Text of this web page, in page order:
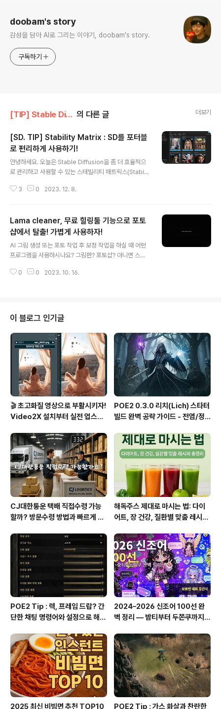
doobam's story
감성을 담아 AI로 그리는 이야기, doobam's story.
구독하기
[TIP] Stable Diffusion 의 다른 글 더보기
[SD. TIP] Stability Matrix : SD를 포터블
로 편리하게 사용하기!
안녕하세요. 오늘은 Stable Diffusion을 좀 더 효율적으
로 관리하고 사용할 수 있는 스테빌리티 매트릭스(Stabilit
스는 기존에 사용하던 SD AUTOMATIC 1111와 더불어
유 가능한 모델(checkpoint)을 A1111과 ComfyUI에서
공유해서 사용할 수 있으며, 포터블로 설치하면 다른 컴퓨
터에 그대로 옮겨서 바로 실행할 수 있습니다.설치하기먼
저, 스테빌리티 매트릭스를 설치하는 것은 매우 간단합니
설치파일을 다운로드 받은 ..
3 0 2023. 12. 8.
Lama cleaner, 무료 힐링툴 기능으로 포토
샵에서 탈출! 가볍게 사용하자!
AI 그림 생성 또는 포토 작업 후 보정 작업을 하실 때 어떤
프로그램을 사용하시나요? 그림판? 포토샵? 아니면 스테
ma cleaner는 포토샵의 기능 중 힐링 툴과도 유사하지만
설치 가능합니다.) 1. 설치 윈도우 명령 프롬프트를 실행합
니다. 시작 메뉴에서 cmd를 입력해 주시면 됩니다. 우선
설치하려는 드라이브와 폴더를 정해줍니다. 해당 폴더 안
으로 들어와서.. python -m venv venv venv\scripts
\activate.bat 입력해 주면 아래와 같..
0 0 2023. 10. 16.
이 블로그 인기글
🎬 초고화질 영상으로 부활시키자!
Video2X 설치부터 실전 업스케
POE2 0.3.0 리치(Lich) 스타터
빌드 완벽 공략 가이드 - 전염/정
CJ대한통운 택배 직접수령 가능
할까? 방문수령 방법과 빠르게 찾
해독주스 제대로 마시는 법: 다이
어트, 장 건강, 질환별 맞춤 레시피
POE2 Tip : 렉, 프레임 드랍? 간
단한 채팅 명령어와 설정으로 해결
2024–2026 신조어 100선 완
벽 정리 — 밤티부터 두쫀쿠까지,
2025 최신 비빔면 추천 TOP10 POE2 Tip : 가스 화살과 찬란한